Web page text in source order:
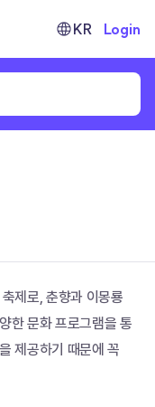
KR Login
제로, 춘향과 이몽룡
한 문화 프로그램을 통
제공하기 때문에 꼭